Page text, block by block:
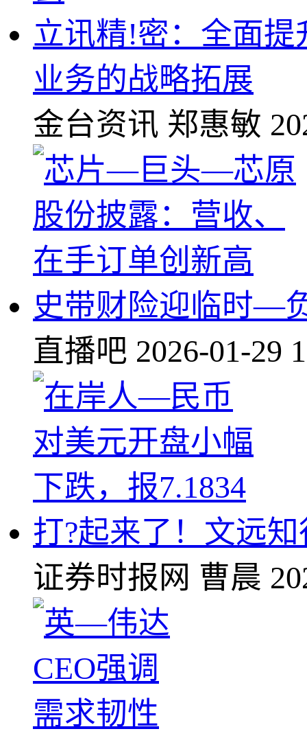
立讯精!密：全面
业务的战略拓展
金台资讯 郑惠敏
史带财险迎临时—
直播吧 2026-01-29
打?起来了！文远
证券时报网 曹晨